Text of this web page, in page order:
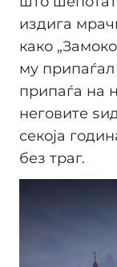
издига
како
му
припаѓа на
неговите
секоја
без траг.